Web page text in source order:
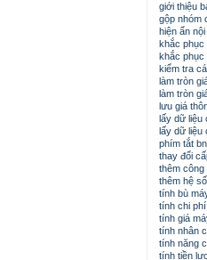
giới thiệu
gộp nhóm
hiện ẩn
khắc phục
khắc phục
kiểm tra
làm tròn
làm tròn
lưu giá
lấy dữ liệu
lấy dữ liệu
phím tắt
thay đổi
thêm công
thêm hệ
tính bù
tính chi
tính giá
tính nhân
tính năng
tính tiền